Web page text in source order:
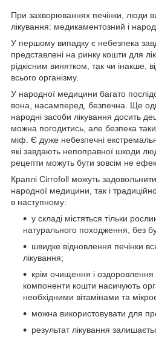
При захворюваннях печінки, люди
лікування: медикаментозний і
У першому випадку є небезпека
представлені на ринку кошти для
рідкісним винятком, так чи інакше,
всього організму.
У народної медицини багато
вона, насамперед, безпечна. Ще
народні засоби лікування досить
можна погодитись, але безпека
міф. Є дуже небезпечні
які завдають непоправної шкоди
рецепти можуть бути зовсім не
Краплі Cirrofoll можуть задовольнити
народної медицини, так і
в наступному:
у складі містяться тільки
натурального походження, без
швидке відновлення печінки
лікування;
крім очищення і оздоровлення
компоненти кошти насичують
необхідними вітамінами та
можна використовувати для
результат лікування